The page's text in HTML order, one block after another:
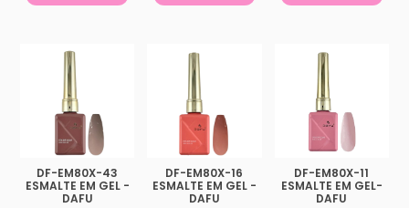
DF-EM80X-43
ESMALTE EM GEL -
DAFU
DF-EM80X-16
ESMALTE EM GEL -
DAFU
DF-EM80X-11
ESMALTE EM GEL-
DAFU